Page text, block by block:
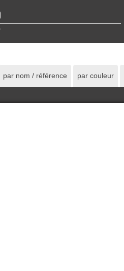
par nom / référence par couleur